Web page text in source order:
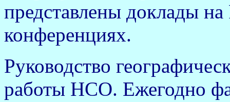
представлены доклады
конференциях.
Руководство
работы НСО. Ежегодно